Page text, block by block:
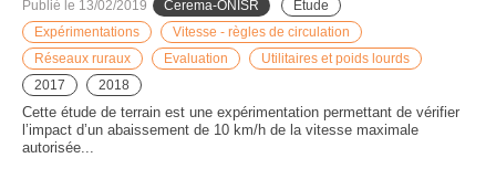
Publié le 13/02/2019 Cerema-ONISR
Etude
Expérimentations
Vitesse - règles de circulation
Réseaux ruraux
Evaluation
Utilitaires et poids lourds
2017
2018
Cette étude de terrain est une expérimentation permettant de vérifier
l’impact d’un abaissement de 10 km/h de la vitesse maximale
autorisée...